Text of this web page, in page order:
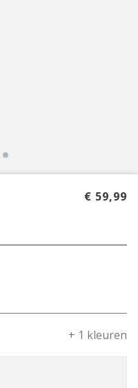
€ 59,99
+ 1 kleuren